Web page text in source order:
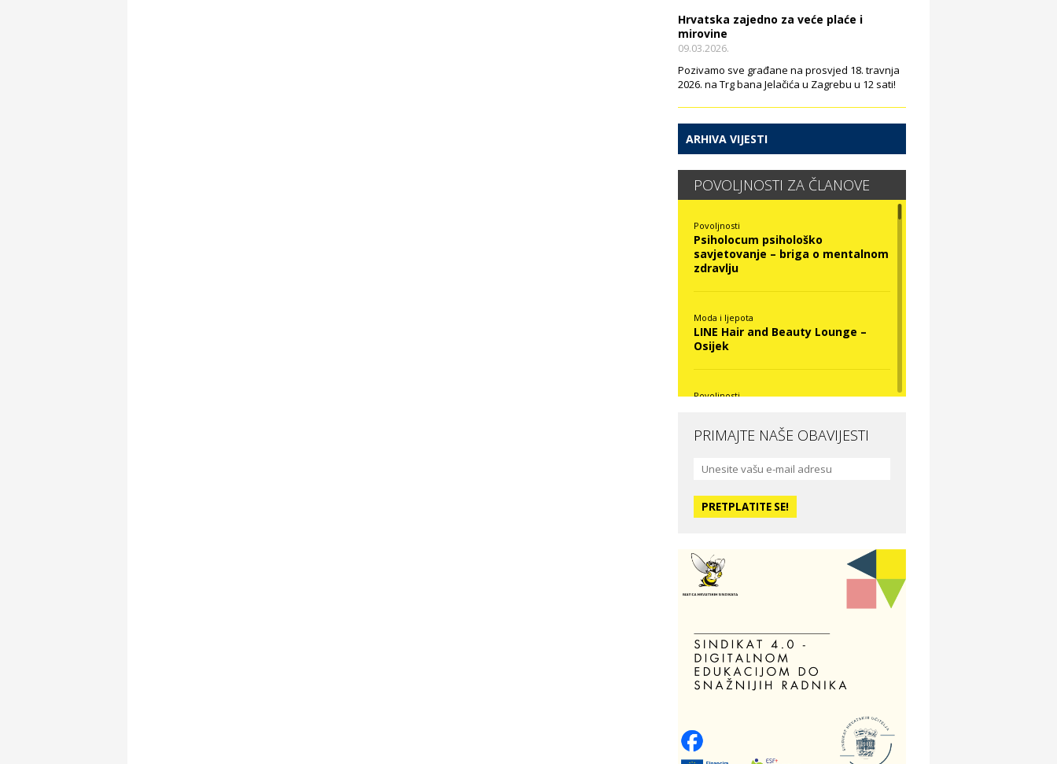
Hrvatska zajedno za veće plaće i
mirovine
09.03.2026.
Pozivamo sve građane na prosvjed 18. travnja
2026. na Trg bana Jelačića u Zagrebu u 12 sati!
ARHIVA VIJESTI
POVOLJNOSTI ZA ČLANOVE
Povoljnosti
Psiholocum psihološko
savjetovanje – briga o mentalnom
zdravlju
Moda i ljepota
LINE Hair and Beauty Lounge –
Osijek
Povoljnosti
La Medusa SPA & beauty studio –
Hotel Vila Ružica Crikvenica
Odmor
Villa Baranja – popust na smještaj
Povoljnosti
Optika Adrialeće – online i fizičke
optike
PRIMAJTE NAŠE OBAVIJESTI